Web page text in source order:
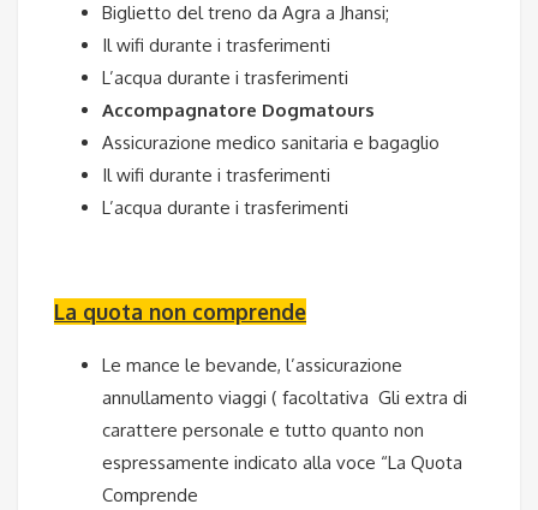
Biglietto del treno da Agra a Jhansi;
Il wifi durante i trasferimenti
L’acqua durante i trasferimenti
Accompagnatore Dogmatours
Assicurazione medico sanitaria e bagaglio
Il wifi durante i trasferimenti
L’acqua durante i trasferimenti
La quota non comprende
Le mance le bevande, l’assicurazione
annullamento viaggi ( facoltativa Gli extra di
carattere personale e tutto quanto non
espressamente indicato alla voce “La Quota
Comprende